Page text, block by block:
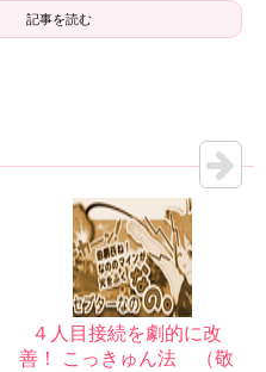
記事を読む
４人目接続を劇的に改
善！ こっきゅん法 （敬